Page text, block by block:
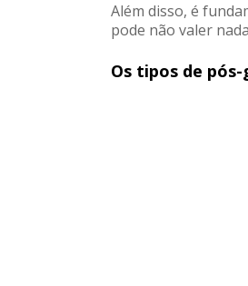
Além disso, é
pode não valer
Os tipos de